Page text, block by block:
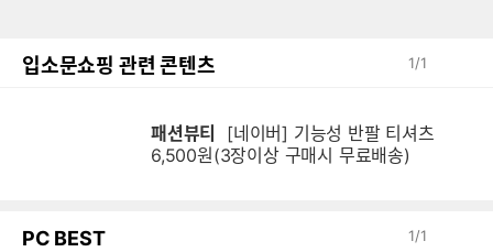
입소문쇼핑 관련 콘텐츠 1/1
패션뷰티
6,500원(3장이상 구매시 무료배송)
PC BEST 1/1